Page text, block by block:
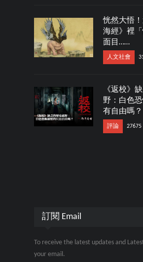
恍然大悟
海經》裡
面目……
人文社會
《返校》
野：白色
有自由嗎？
評論 27675
訂閱 Email
To receive the latest updates and
your email.